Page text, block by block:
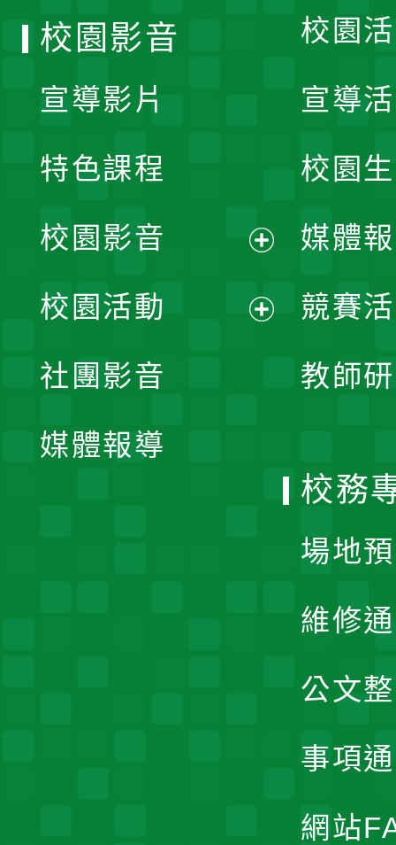
校園
宣導
校園
媒體
競賽
教師
校園影音
宣導影片
特色課程
校園影音
開
校園活動
社團影音
媒體報導
校務
場地
維修
公文
事項
網站